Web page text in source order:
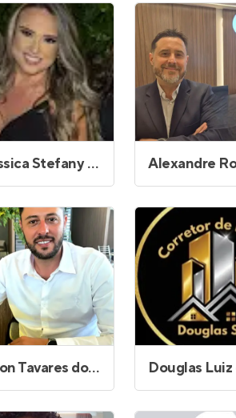
Entrar no Apto
Stefany da Silva Abreu
Denilson Tavares do Carmo Douglas Luiz